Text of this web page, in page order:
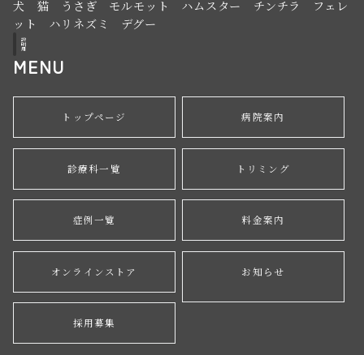
犬 猫 うさぎ モルモット ハムスター チンチラ フェレ
ット ハリネズミ デグー
説
明
用
MENU
トップページ 病院案内
診療科一覧 トリミング
症例一覧 料金案内
オンラインストア お知らせ
採用募集